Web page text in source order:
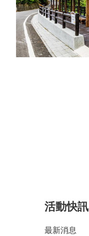
活動快訊
最新消息